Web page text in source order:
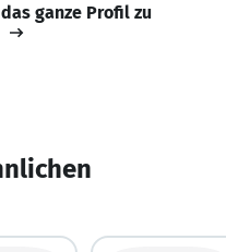
ganze Profil zu